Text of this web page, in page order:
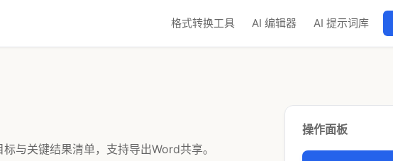
格式转换工具 AI 编辑器 AI 提示词库
与关键结果清单，支持导出Word共享。
操作面板